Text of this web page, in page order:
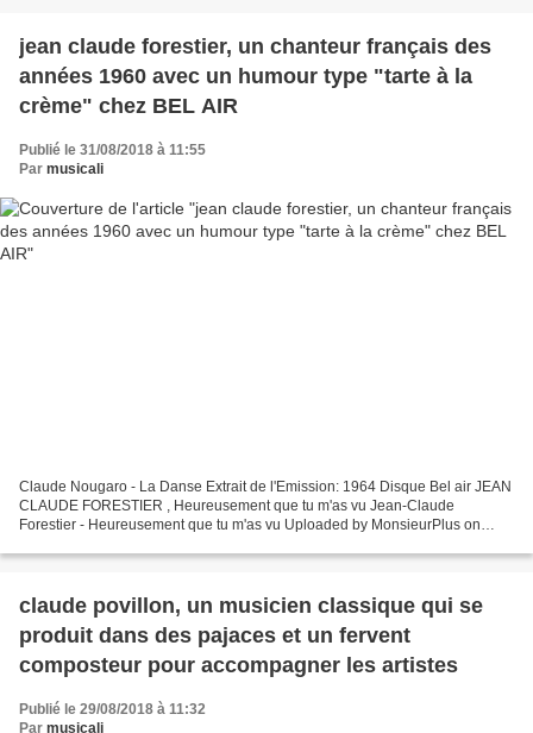
jean claude forestier, un chanteur français des
années 1960 avec un humour type "tarte à la
crème" chez BEL AIR
Publié le 31/08/2018 à 11:55
Par musicali
Claude Nougaro - La Danse Extrait de l'Emission: 1964 Disque Bel air JEAN
CLAUDE FORESTIER , Heureusement que tu m'as vu Jean-Claude
Forestier - Heureusement que tu m'as vu Uploaded by MonsieurPlus on
claude povillon, un musicien classique qui se
produit dans des pajaces et un fervent
composteur pour accompagner les artistes
Publié le 29/08/2018 à 11:32
Par musicali